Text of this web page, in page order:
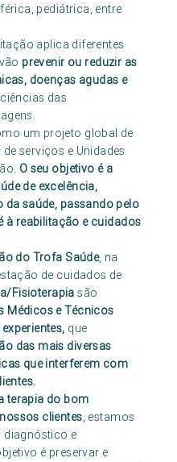
pediátrica, entre
aplica diferentes
prevenir ou reduzir as
doenças agudas e
das
um projeto global de
serviços e Unidades
O seu objetivo é a
de excelência,
da saúde, passando pelo
à reabilitação e cuidados
do Trofa Saúde, na
de cuidados de
Fisioterapiasão
Médicos e Técnicos
que
das mais diversas
que interferem com
terapia do bom
clientes, estamos
diagnóstico e
é preservar e